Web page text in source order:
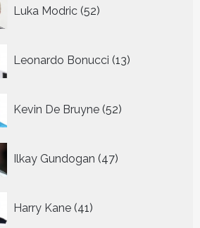
Luka Modric 52
producten
Leonardo Bonucci 13
producten
Kevin De Bruyne 52
producten
Ilkay Gundogan 47
producten
Harry Kane 41
producten